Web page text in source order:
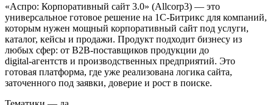
«Аспро: Корпоративный сайт 3.0» (Allcorp3) — это
универсальное готовое решение на 1С‑Битрикс для компаний,
которым нужен мощный корпоративный сайт под услуги,
каталог, кейсы и продажи. Продукт подходит бизнесу из
любых сфер: от B2B‑поставщиков продукции до
digital‑агентств и производственных предприятий. Это
готовая платформа, где уже реализована логика сайта,
заточенного под заявки, доверие и рост в поиске.